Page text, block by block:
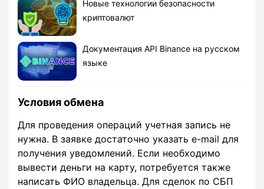
Новые технологии безопасности
криптовалют
Документация API Binance на русском
языке
Условия обмена
Для проведения операций учетная запись не
нужна. В заявке достаточно указать e-mail для
получения уведомлений. Если необходимо
вывести деньги на карту, потребуется также
написать ФИО владельца. Для сделок по СБП